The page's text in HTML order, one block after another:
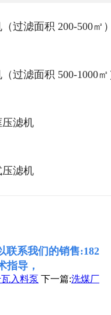
过滤面积 200-500㎡
过滤面积 500-1000
压滤机
滤机
联系我们的销售:182
指导，
入料泵 下一篇:洗煤厂